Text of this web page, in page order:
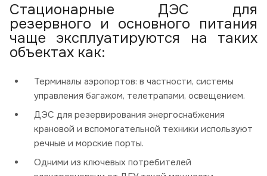
Стационарные ДЭС для
резервного и основного питания
чаще эксплуатируются на таких
объектах как:
Терминалы аэропортов: в частности, системы
управления багажом, телетрапами, освещением.
ДЭС для резервирования энергоснабжения
крановой и вспомогательной техники используют
речные и морские порты.
Одними из ключевых потребителей